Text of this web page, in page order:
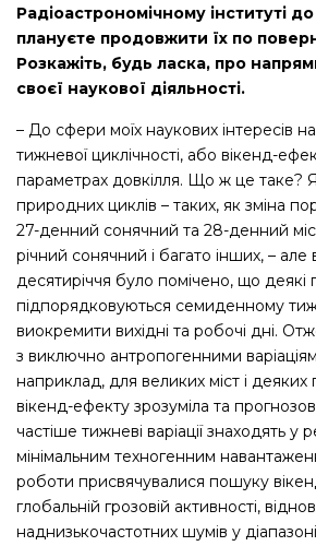
Радіоастрономічному інституті
плануєте продовжити їх по
Розкажіть, будь ласка, про
своєї наукової діяльності.
– До сфери моїх наукових інтересів
тижневої циклічності, або вікенд-
параметрах довкілля. Що ж це таке?
природних циклів – таких, як зміна
27-денний сонячний та 28-денний
річний сонячний і багато інших, – але
десятиріччя було помічено, що деякі
підпорядковуються семиденному
виокремити вихідні та робочі дні.
з виключно антропогенними
наприклад, для великих міст і деяких
вікенд-ефекту зрозуміла та
частіше тижневі варіації знаходять у
мінімальним техногенним
роботи присвячувалися пошуку
глобальній грозовій активності,
наднизькочастотних шумів у